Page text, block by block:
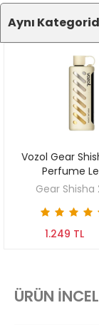
Aynı
SEPETE
Vozol Gear
Perfume
Gear Shisha
1.249 TL
ÜRÜN